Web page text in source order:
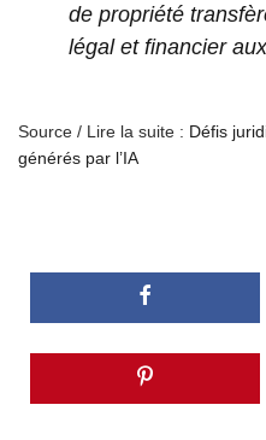
de propriété
légal et financier
Source / Lire la suite : Défis
générés par l’IA